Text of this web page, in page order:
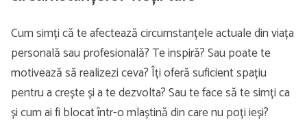
Cum simți că te afectează circumstanțele actuale din viața
personală sau profesională? Te inspiră? Sau poate te
motivează să realizezi ceva? Îți oferă suficient spațiu
pentru a crește și a te dezvolta? Sau te face să te simți ca
și cum ai fi blocat într-o mlaștină din care nu poți ieși?